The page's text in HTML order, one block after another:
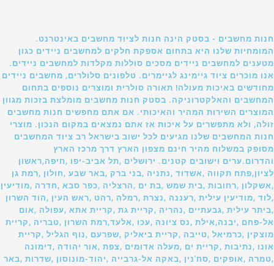
חנות מחשבים - בסטק הינה חנות לציוד מחשבים באינטרנט.
המומחיות שלנו היא בתחום אספקת חלקים למחשבים ניידים כגון
מטענים למחשבים ניידים מסכים סוללות מקלדות למחשבים ניידים.
אנו מוכרים ציוד גיימינג לגיימרים. טלפונים סלולרים, מחשבים ניידים
מחודשים באיכות מעולה! תאורה סולרית ומוצרים נוספים בתחום
המחשבים והאלקטרוניקה. בסטק חנות מחשבים מומלצת בזכות מגוון
המוצרים השירות המהיר והאיכותי. אם אתם מחפשים חנות מחשבים
זולה, ולא מתפשרים על איכות אז אתם נמצאים במקום הנכון. מוצרי
חנות המחשבים שלנו מגיעים לכל ישוב בישראל רב ציוד המחשבים
מסופק במשלוח מהיר חינם מצפון הארץ דרך מרכז הארץ
והדרום.ערים וישובים קטנים. ירושלים ,תל אביב-יפו ,חיפה,ראשון
לציון,פתח תקווה ,אשדוד ,נתניה ,בני ברק ,באר שבע ,חולון ,רמת גן
,אשקלון ,רחובות ,בית שמש ,בת ים ,הרצליה ,כפר סבא ,חדרה ,מודיעין
,לוד ,מודיעין עילית ,רעננה ,נצרת ,רמלה ,רהט ,ראש העין ,הוד השרון
,ביתר עילית ,גבעתיים ,נהריה ,קריית גת ,קריית אתא ,עפולה ,אום
אל-פחם ,יבנה,אילת ,נס ציונה ,עכו ,אלעד,רמת השרון ,טבריה ,קריית
מוצקין ,כרמיאל ,טייבה ,קריית ביאליק ,שפרעם ,נוף הגליל ,קריית
אונו ,נתיבות ,קריית ים ,מעלה אדומים ,צפת ,אור יהודה ,דימונה
,טמרה ,אופקים ,סח'נין ,באקה אל-גרבייה ,יהוד-מונוסון ,שדרות ,באר